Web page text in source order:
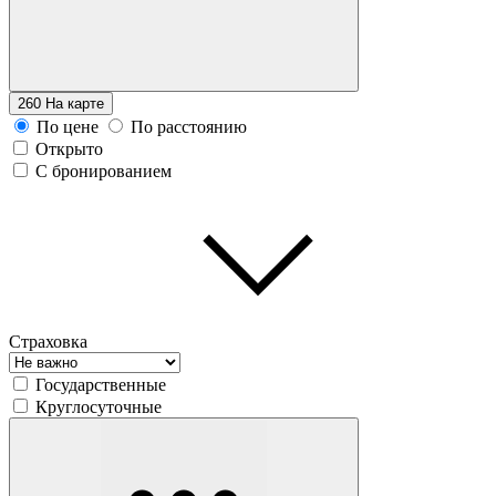
260 На карте
По цене
По расстоянию
Открыто
С бронированием
Страховка
Государственные
Круглосуточные